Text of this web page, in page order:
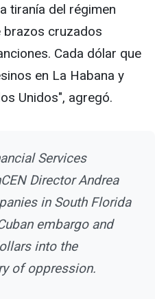
tiranía del régimen
brazos cruzados
Cada dólar que
en La Habana y
Unidos", agregó.
Services
Director Andrea
in South Florida
embargo and
into the
of oppression.